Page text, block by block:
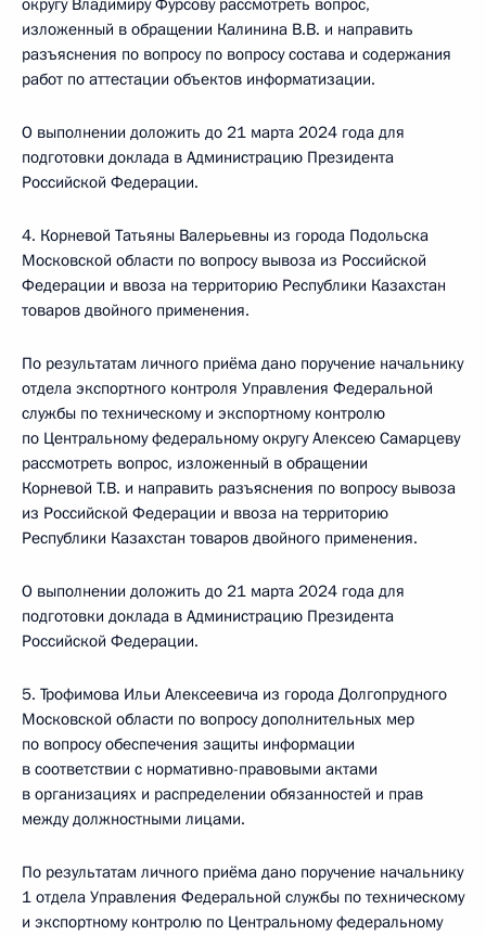
округу Владимиру Фурсову рассмотреть вопрос,
изложенный в обращении Калинина В.В. и направить
разъяснения по вопросу по вопросу состава и содержания
работ по аттестации объектов информатизации.
О выполнении доложить до 21 марта 2024 года для
подготовки доклада в Администрацию Президента
Российской Федерации.
4. Корневой Татьяны Валерьевны из города Подольска
Московской области по вопросу вывоза из Российской
Федерации и ввоза на территорию Республики Казахстан
товаров двойного применения.
По результатам личного приёма дано поручение начальнику
отдела экспортного контроля Управления Федеральной
службы по техническому и экспортному контролю
по Центральному федеральному округу Алексею Самарцеву
рассмотреть вопрос, изложенный в обращении
Корневой Т.В. и направить разъяснения по вопросу вывоза
из Российской Федерации и ввоза на территорию
Республики Казахстан товаров двойного применения.
О выполнении доложить до 21 марта 2024 года для
подготовки доклада в Администрацию Президента
Российской Федерации.
5. Трофимова Ильи Алексеевича из города Долгопрудного
Московской области по вопросу дополнительных мер
по вопросу обеспечения защиты информации
в соответствии с нормативно-правовыми актами
в организациях и распределении обязанностей и прав
между должностными лицами.
По результатам личного приёма дано поручение начальнику
1 отдела Управления Федеральной службы по техническому
и экспортному контролю по Центральному федеральному